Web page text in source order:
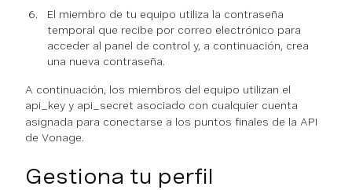
El miembro de tu equipo utiliza la contraseña
temporal que recibe por correo electrónico para
acceder al panel de control y, a continuación, crea
una nueva contraseña.
A continuación, los miembros del equipo utilizan el
api_key y api_secret asociado con cualquier cuenta
asignada para conectarse a los puntos finales de la API
de Vonage.
Gestiona tu perfil